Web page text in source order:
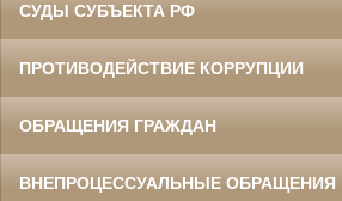
СУДЫ СУБЪЕКТА РФ
ПРОТИВОДЕЙСТВИЕ КОРРУПЦИИ
ОБРАЩЕНИЯ ГРАЖДАН
ВНЕПРОЦЕССУАЛЬНЫЕ ОБРАЩЕНИЯ